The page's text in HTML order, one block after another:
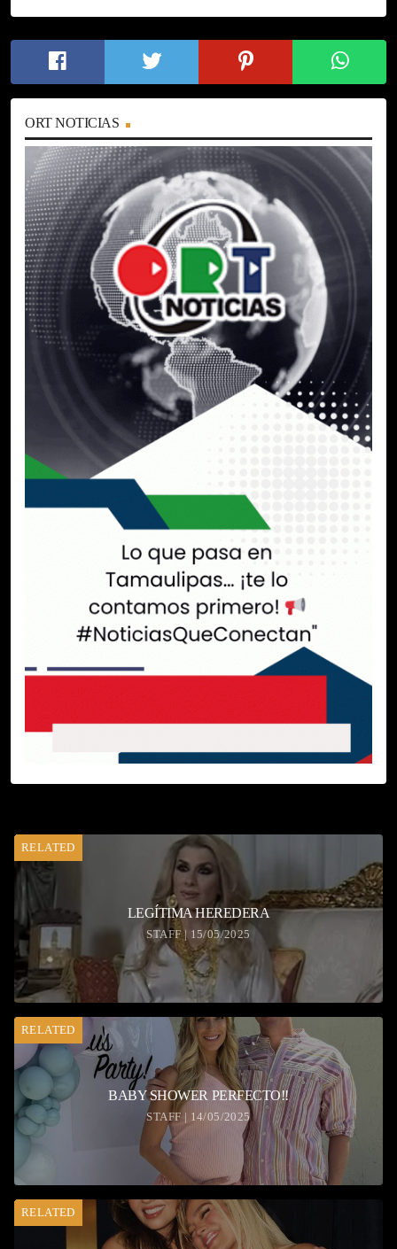
ORT NOTICIAS
RELATED
LEGÍTIMA HEREDERA
STAFF | 15/05/2025
RELATED
BABY SHOWER PERFECTO!!
STAFF | 14/05/2025
RELATED